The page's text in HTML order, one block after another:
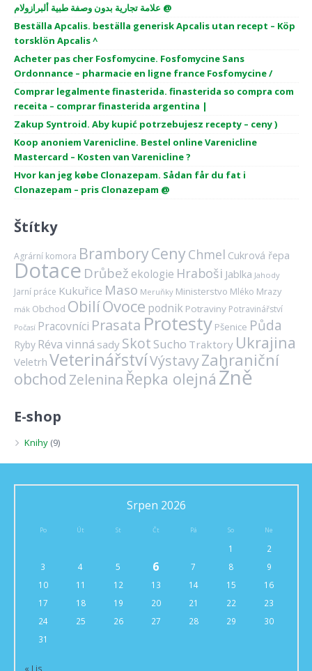
علامة تجارية بدون وصفة طبية ألبرازولام @
Beställa Apcalis. beställa generisk Apcalis utan recept – Köp
torsklön Apcalis ^
Acheter pas cher Fosfomycine. Fosfomycine Sans
Ordonnance – pharmacie en ligne france Fosfomycine /
Comprar legalmente finasterida. finasterida so compra com
receita – comprar finasterida argentina |
Zakup Syntroid. Aby kupić potrzebujesz recepty – ceny )
Koop anoniem Varenicline. Bestel online Varenicline
Mastercard – Kosten van Varenicline ?
Hvor kan jeg købe Clonazepam. Sådan får du fat i
Clonazepam – pris Clonazepam @
Štítky
Agrární komora BramboryCenyChmel Cukrová řepa
Dotace Drůbež ekologie Hraboši Jablka Jahody
Jarní práce Kukuřice Maso Meruňky Ministerstvo Mléko Mrazy
mák Obchod ObilíOvoce podnik Potraviny Potravinářství
Počasí Pracovníci Prasata Protesty Pšenice Půda
Ryby Réva vinná sady Skot Sucho Traktory Ukrajina
Veletrh VeterinářstvíVýstavyZahraniční
obchod Zelenina Řepka olejná Žně
E-shop
Knihy (9)
Srpen 2026
Po Út St Čt Pá So Ne
1
2
3
4 5 6 7 8
9
10
11 12 13 14 15
16
17
18 19 20 21 22
23
24
25 26 27 28 29
30
31
« Lis